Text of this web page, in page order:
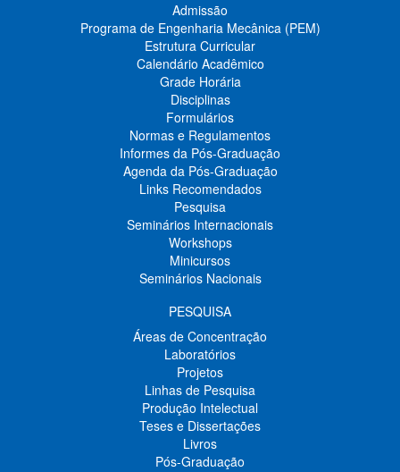
Admissão
Programa de Engenharia Mecânica (PEM)
Estrutura Curricular
Calendário Acadêmico
Grade Horária
Disciplinas
Formulários
Normas e Regulamentos
Informes da Pós-Graduação
Agenda da Pós-Graduação
Links Recomendados
Pesquisa
Seminários Internacionais
Workshops
Minicursos
Seminários Nacionais
PESQUISA
Áreas de Concentração
Laboratórios
Projetos
Linhas de Pesquisa
Produção Intelectual
Teses e Dissertações
Livros
Pós-Graduação